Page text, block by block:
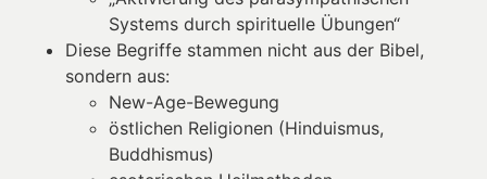
Systems durch spirituelle Übungen“
Diese Begriffe stammen nicht aus der Bibel,
sondern aus:
New-Age-Bewegung
östlichen Religionen (Hinduismus,
Buddhismus)